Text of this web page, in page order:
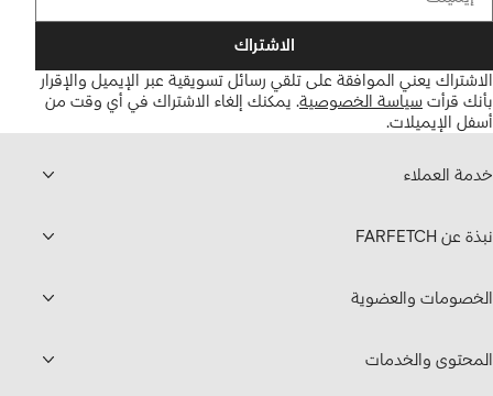
الاشتراك
الاشتراك يعني الموافقة على تلقي رسائل تسويقية عبر الإيميل والإقرار
بأنك قرأت سياسة الخصوصية. يمكنك إلغاء الاشتراك في أي وقت من
أسفل الإيميلات.
خدمة العملاء
نبذة عن FARFETCH
الخصومات والعضوية
المحتوى والخدمات